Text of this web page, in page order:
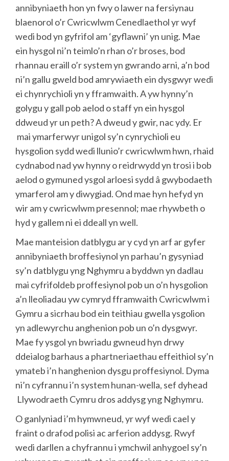
annibyniaeth hon yn fwy o lawer na fersiynau
blaenorol o’r Cwricwlwm Cenedlaethol yr wyf
wedi bod yn gyfrifol am ‘gyflawni’ yn unig. Mae
ein hysgol ni’n teimlo’n rhan o’r broses, bod
rhannau eraill o’r system yn gwrando arni, a’n bod
ni’n gallu gweld bod amrywiaeth ein dysgwyr wedi
ei chynrychioli yn y fframwaith. A yw hynny’n
golygu y gall pob aelod o staff yn ein hysgol
ddweud yr un peth? A dweud y gwir, nac ydy. Er
mai ymarferwyr unigol sy’n cynrychioli eu
hysgolion sydd wedi llunio’r cwricwlwm hwn, rhaid
cydnabod nad yw hynny o reidrwydd yn trosi i bob
aelod o gymuned ysgol arloesi sydd â gwybodaeth
ymarferol am y diwygiad. Ond mae hyn hefyd yn
wir am y cwricwlwm presennol; mae rhywbeth o
hyd y gallem ni ei ddeall yn well.
Mae manteision datblygu ar y cyd yn arf ar gyfer
annibyniaeth broffesiynol yn parhau’n gysyniad
sy’n datblygu yng Nghymru a byddwn yn dadlau
mai cyfrifoldeb proffesiynol pob un o’n hysgolion
a’n lleoliadau yw cymryd fframwaith Cwricwlwm i
Gymru a sicrhau bod ein teithiau gwella ysgolion
yn adlewyrchu anghenion pob un o’n dysgwyr.
Mae fy ysgol yn bwriadu gwneud hyn drwy
ddeialog barhaus a phartneriaethau effeithiol sy’n
ymateb i’n hanghenion dysgu proffesiynol. Dyma
ni’n cyfrannu i’n system hunan-wella, sef dyhead
Llywodraeth Cymru dros addysg yng Nghymru.
O ganlyniad i’m hymwneud, yr wyf wedi cael y
fraint o drafod polisi ac arferion addysg. Rwyf
wedi darllen a chyfrannu i ymchwil anhygoel sy’n